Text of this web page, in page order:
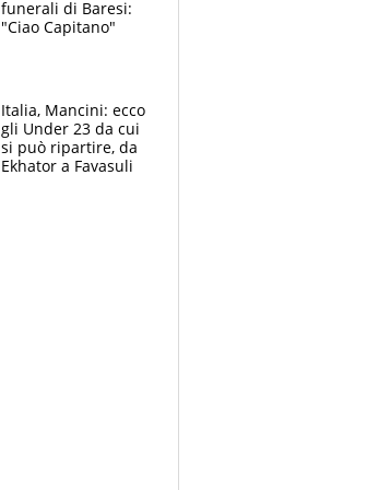
funerali di Baresi:
"Ciao Capitano"
Italia, Mancini: ecco
gli Under 23 da cui
si può ripartire, da
Ekhator a Favasuli